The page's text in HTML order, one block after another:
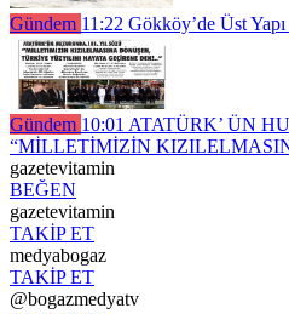
Gündem 11:22 Gökköy’de Üst Yapı
Gündem 10:01 ATATÜRK’ ÜN
“MİLLETİMİZİN
gazetevitamin
BEĞEN
gazetevitamin
TAKİP ET
medyabogaz
TAKİP ET
@bogazmedyatv